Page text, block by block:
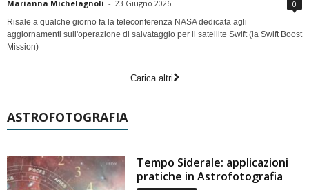
Marianna Michelagnoli - 23 Giugno 2026 0
Risale a qualche giorno fa la teleconferenza NASA dedicata agli
aggiornamenti sull'operazione di salvataggio per il satellite Swift (la Swift Boost
Mission)
Carica altri
ASTROFOTOGRAFIA
Tempo Siderale: applicazioni
pratiche in Astrofotografia